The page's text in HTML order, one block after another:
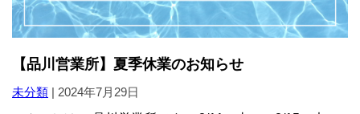
【品川営業所】夏季休業のお知らせ
未分類 | 2024年7月29日